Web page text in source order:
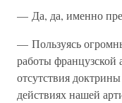
— Да, да, именно
— Пользуясь
работы французской
отсутствия
действиях нашей